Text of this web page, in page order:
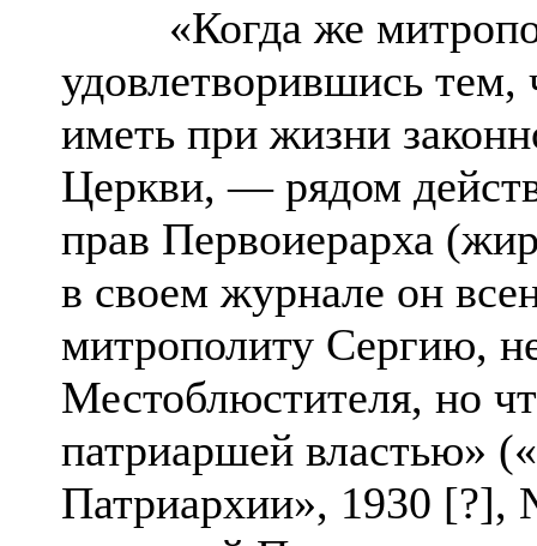
«Когда же
удовлетворившись
иметь при жизни
Церкви, — рядом
прав Первоиерарха
в своем журнале он
митрополиту Сергию,
Местоблюстителя, но
патриаршей властью»
Патриархии», 1930 [?],